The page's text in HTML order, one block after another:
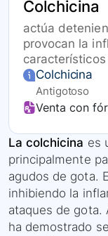
Colchicina
actúa
provocan la
Colchicina
Antigotoso
Venta con
La colchicina es
principalmente
agudos de gota.
inhibiendo la
ataques de gota.
ha demostrado